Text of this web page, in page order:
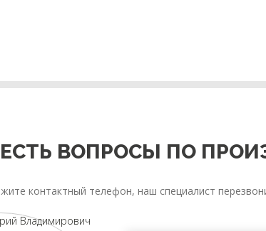
ЕСТЬ ВОПРОСЫ ПО
контактный телефон, наш специалист